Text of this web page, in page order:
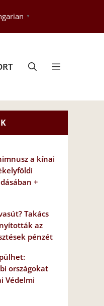
▼
a kínai
+
Takács
az
pénzét
országokat
Védelmi